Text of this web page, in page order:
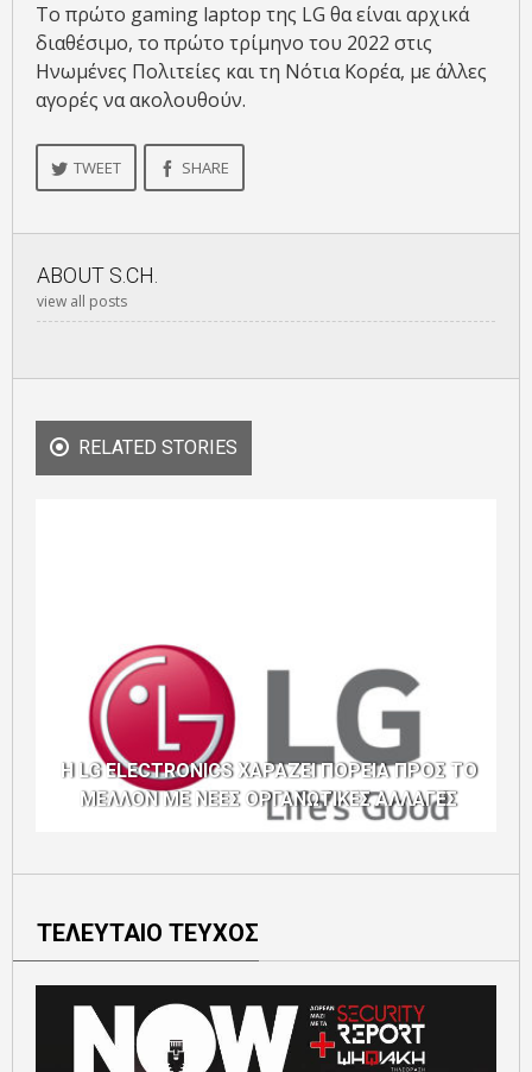
Το πρώτο gaming laptop της LG θα είναι αρχικά
διαθέσιμο, το πρώτο τρίμηνο του 2022 στις
Ηνωμένες Πολιτείες και τη Νότια Κορέα, με άλλες
αγορές να ακολουθούν.
TWEET SHARE
ABOUT S.CH.
view all posts
RELATED STORIES
Η LG ELECTRONICS ΧΑΡΑΖΕΙ ΠΟΡΕΙΑ ΠΡΟΣ ΤΟ
ΜΕΛΛΟΝ ΜΕ ΝΕΕΣ ΟΡΓΑΝΩΤΙΚΕΣ ΑΛΛΑΓΕΣ
ΤΕΛΕΥΤΑΙΟ ΤΕΥΧΟΣ